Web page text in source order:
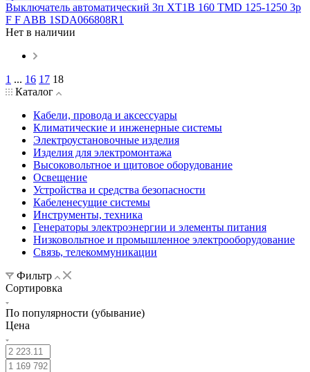
Выключатель автоматический 3п XT1B 160 TMD 125-1250 3p
F F ABB 1SDA066808R1
Нет в наличии
1 ... 16 17 18
Каталог
Кабели, провода и аксессуары
Климатические и инженерные системы
Электроустановочные изделия
Изделия для электромонтажа
Высоковольтное и щитовое оборудование
Освещение
Устройства и средства безопасности
Кабеленесущие системы
Инструменты, техника
Генераторы электроэнергии и элементы питания
Низковольтное и промышленное электрооборудование
Связь, телекоммуникации
Фильтр
Сортировка
По популярности (убывание)
Цена